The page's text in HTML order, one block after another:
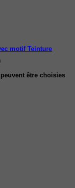
motif Teinture
être choisies